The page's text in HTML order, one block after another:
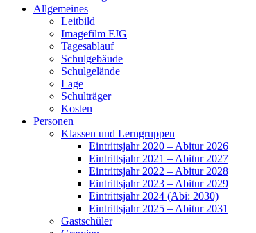
Allgemeines
Leitbild
Imagefilm FJG
Tagesablauf
Schulgebäude
Schulgelände
Lage
Schulträger
Kosten
Personen
Klassen und Lerngruppen
Eintrittsjahr 2020 – Abitur 2026
Eintrittsjahr 2021 – Abitur 2027
Eintrittsjahr 2022 – Abitur 2028
Eintrittsjahr 2023 – Abitur 2029
Eintrittsjahr 2024 (Abi: 2030)
Eintrittsjahr 2025 – Abitur 2031
Gastschüler